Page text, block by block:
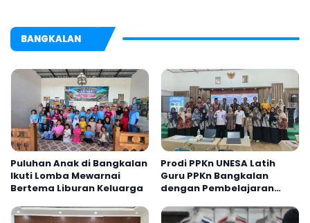
BANGKALAN
Puluhan Anak di Bangkalan
Ikuti Lomba Mewarnai
Bertema Liburan Keluarga
Prodi PPKn UNESA Latih
Guru PPKn Bangkalan
dengan Pembelajaran